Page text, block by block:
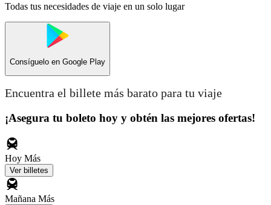
Todas tus necesidades de viaje en un solo lugar
Consíguelo en Google Play
Encuentra el billete más barato para tu viaje
¡Asegura tu boleto hoy y obtén las mejores ofertas!
Hoy Más
Ver billetes
Mañana Más